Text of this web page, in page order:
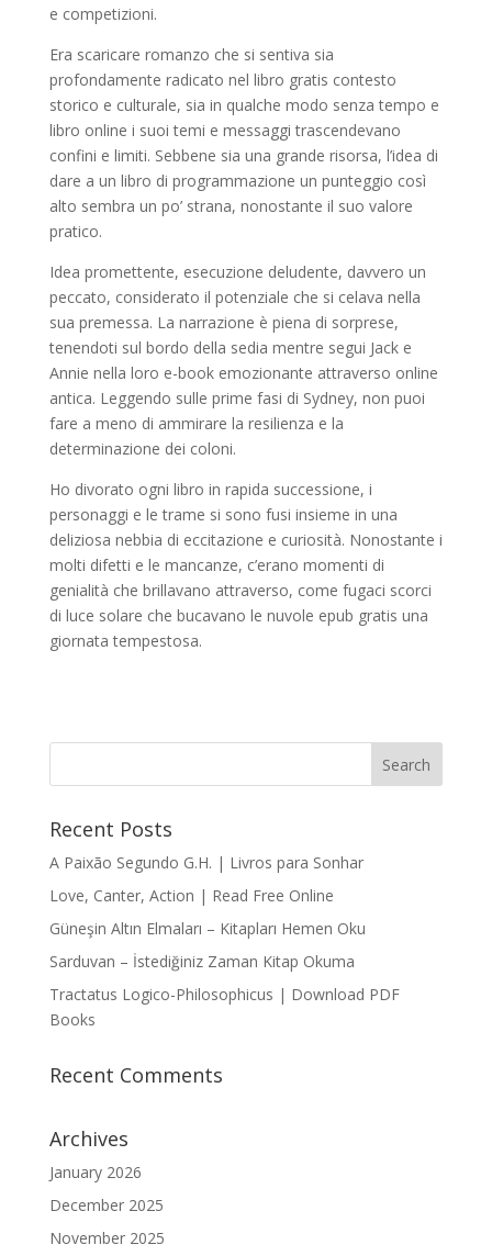
e competizioni.
Era scaricare romanzo che si sentiva sia
profondamente radicato nel libro gratis contesto
storico e culturale, sia in qualche modo senza tempo e
libro online i suoi temi e messaggi trascendevano
confini e limiti. Sebbene sia una grande risorsa, l’idea di
dare a un libro di programmazione un punteggio così
alto sembra un po’ strana, nonostante il suo valore
pratico.
Idea promettente, esecuzione deludente, davvero un
peccato, considerato il potenziale che si celava nella
sua premessa. La narrazione è piena di sorprese,
tenendoti sul bordo della sedia mentre segui Jack e
Annie nella loro e-book emozionante attraverso online
antica. Leggendo sulle prime fasi di Sydney, non puoi
fare a meno di ammirare la resilienza e la
determinazione dei coloni.
Ho divorato ogni libro in rapida successione, i
personaggi e le trame si sono fusi insieme in una
deliziosa nebbia di eccitazione e curiosità. Nonostante i
molti difetti e le mancanze, c’erano momenti di
genialità che brillavano attraverso, come fugaci scorci
di luce solare che bucavano le nuvole epub gratis una
giornata tempestosa.
Recent Posts
A Paixão Segundo G.H. | Livros para Sonhar
Love, Canter, Action | Read Free Online
Güneşin Altın Elmaları – Kitapları Hemen Oku
Sarduvan – İstediğiniz Zaman Kitap Okuma
Tractatus Logico-Philosophicus | Download PDF
Books
Recent Comments
Archives
January 2026
December 2025
November 2025